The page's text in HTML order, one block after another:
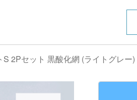
S 2Pセット 黒酸化網 (ライトグレー)